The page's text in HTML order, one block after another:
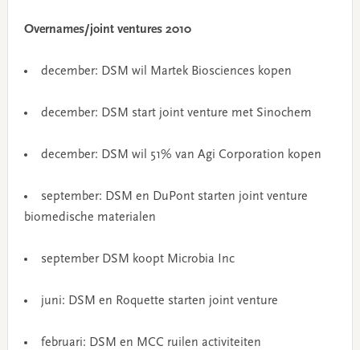
Overnames/joint ventures 2010
december: DSM wil Martek Biosciences kopen
december: DSM start joint venture met Sinochem
december: DSM wil 51% van Agi Corporation kopen
september: DSM en DuPont starten joint venture
biomedische materialen
september DSM koopt Microbia Inc
juni: DSM en Roquette starten joint venture
februari: DSM en MCC ruilen activiteiten